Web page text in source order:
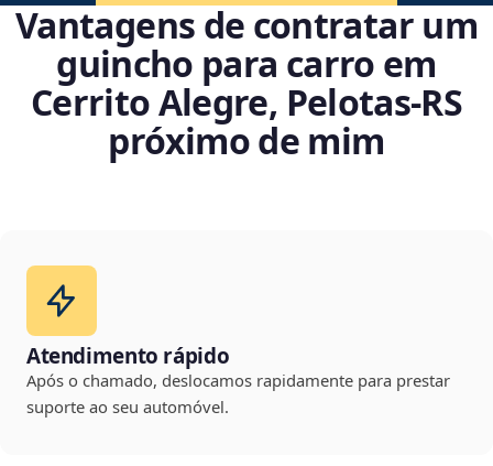
Vantagens de contratar um
guincho para carro em
Cerrito Alegre, Pelotas‑RS
próximo de mim
Atendimento rápido
Após o chamado, deslocamos rapidamente para prestar
suporte ao seu automóvel.